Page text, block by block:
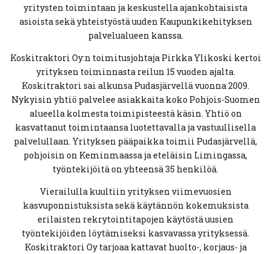
yritysten toimintaan ja keskustella ajankohtaisista
asioista sekä yhteistyöstä uuden Kaupunkikehityksen
palvelualueen kanssa.
Koskitraktori Oy:n toimitusjohtaja Pirkka Ylikoski kertoi
yrityksen toiminnasta reilun 15 vuoden ajalta.
Koskitraktori sai alkunsa Pudasjärvellä vuonna 2009.
Nykyisin yhtiö palvelee asiakkaita koko Pohjois-Suomen
alueella kolmesta toimipisteestä käsin. Yhtiö on
kasvattanut toimintaansa luotettavalla ja vastuullisella
palvelullaan. Yrityksen pääpaikka toimii Pudasjärvellä,
pohjoisin on Keminmaassa ja eteläisin Limingassa,
työntekijöitä on yhteensä 35 henkilöä.
Vierailulla kuultiin yrityksen viimevuosien
kasvuponnistuksista sekä käytännön kokemuksista
erilaisten rekrytointitapojen käytöstä uusien
työntekijöiden löytämiseksi kasvavassa yrityksessä.
Koskitraktori Oy tarjoaa kattavat huolto-, korjaus- ja